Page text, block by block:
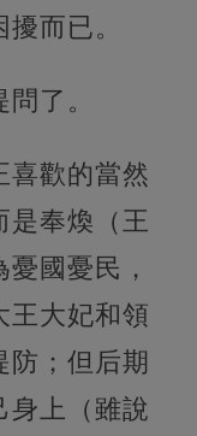
而已。
了。
喜歡的當然
是奉煥（王
國憂民，
王大妃和領
防；但后期
身上（雖說